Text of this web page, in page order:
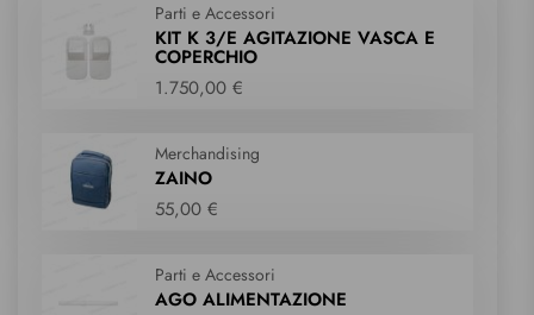
Parti e Accessori
KIT K 3/E AGITAZIONE VASCA E
COPERCHIO
1.750,00 €
Merchandising
ZAINO
55,00 €
Parti e Accessori
AGO ALIMENTAZIONE